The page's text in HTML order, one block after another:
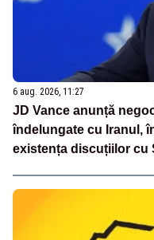
6 aug. 2026, 11:27
JD Vance anunță
îndelungate cu Iranul,
existența discuțiilor cu